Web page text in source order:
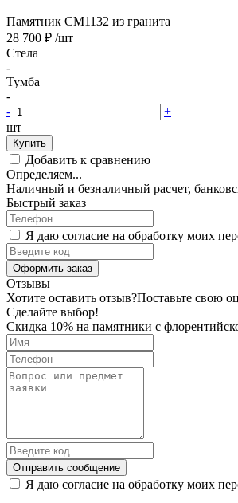
Памятник CM1132 из гранита
28 700 ₽ /шт
Стела
-
Тумба
-
-
+
шт
Купить
Добавить к сравнению
Определяем...
Наличный и безналичный расчет,
Быстрый заказ
Я даю согласие на обработку моих
Оформить заказ
Отзывы
Хотите оставить отзыв?Поставьте свою
Сделайте выбор!
Скидка 10% на памятники с
Отправить сообщение
Я даю согласие на обработку моих